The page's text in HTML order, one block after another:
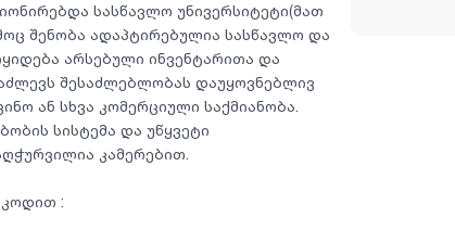
სასწავლო უნივერსიტეტი(მათ
შენობა ადაპტირებულია სასწავლო და
არსებული ინვენტარითა და
შესაძლებლობას დაუყოვნებლივ
ან სხვა კომერციული საქმიანობა.
სისტემა და უწყვეტი
კამერებით.
: